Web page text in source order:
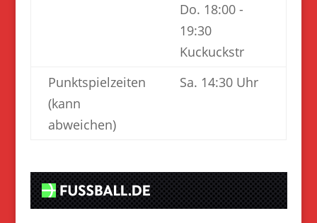
Do. 18:00 -
19:30
Kuckuckstr
Punktspielzeiten
(kann
abweichen)
Sa. 14:30 Uhr